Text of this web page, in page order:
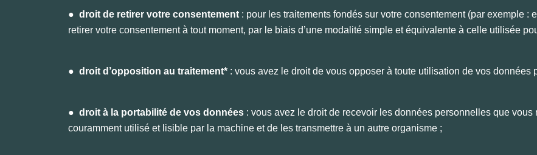
● droit de retirer votre consentement : pour les traitements fondés sur votre consentement (par exemple
retirer votre consentement à tout moment, par le biais d’une modalité simple et équivalente à celle utilisée
● droit d’opposition au traitement* : vous avez le droit de vous opposer à toute utilisation de vos données
● droit à la portabilité de vos données : vous avez le droit de recevoir les données personnelles que
couramment utilisé et lisible par la machine et de les transmettre à un autre organisme ;